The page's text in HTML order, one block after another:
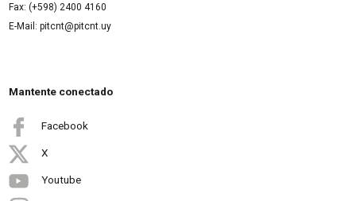
Fax: (+598) 2400 4160
E-Mail: pitcnt@pitcnt.uy
Mantente conectado
Facebook
X
Youtube